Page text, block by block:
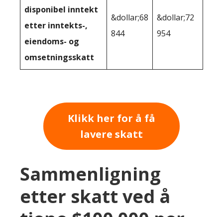
disponibel inntekt
etter inntekts-,
eiendoms- og
omsetningsskatt
&dollar;68
844
&dollar;72
954
Klikk her for å få
lavere skatt
Sammenligning
etter skatt ved å